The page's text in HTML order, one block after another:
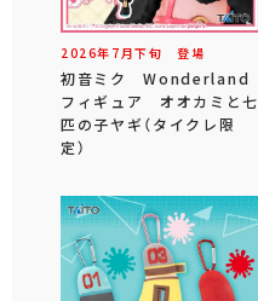
2026年 7 月下旬 登場
初音ミク Wonderland
フィギュア オオカミと七
匹の子ヤギ（タイクレ限
定）